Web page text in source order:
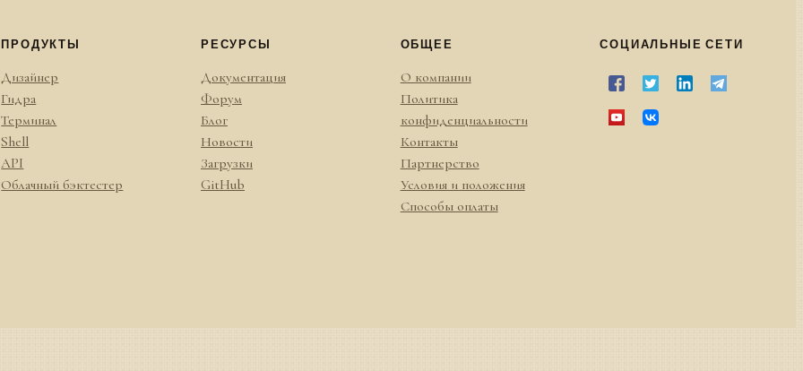
ПРОДУКТЫ
Дизайнер
Гидра
Терминал
Shell
API
Облачный бэктестер
РЕСУРСЫ
Документация
Форум
Блог
Новости
Загрузки
GitHub
ОБЩЕЕ
О компании
Политика
конфиденциальности
Контакты
Партнерство
Условия и положения
Способы оплаты
СОЦИАЛЬНЫЕ СЕТИ